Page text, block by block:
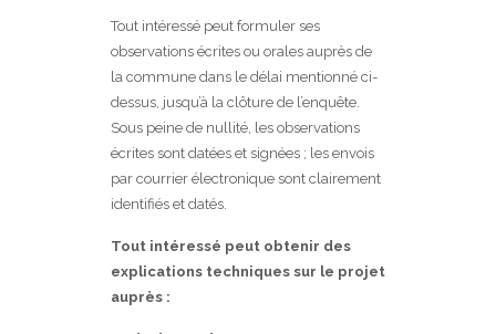
Tout intéressé peut formuler ses
observations écrites ou orales auprès de
la commune dans le délai mentionné ci-
dessus, jusqu’à la clôture de l’enquête.
Sous peine de nullité, les observations
écrites sont datées et signées ; les envois
par courrier électronique sont clairement
identifiés et datés.
Tout intéressé peut obtenir des
explications techniques sur le projet
auprès :